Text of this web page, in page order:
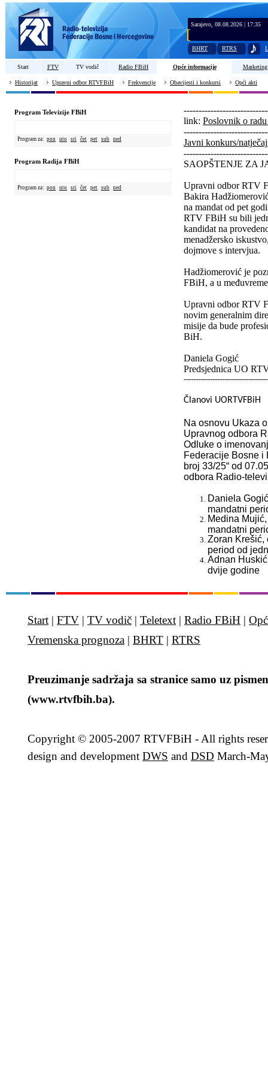
Sarajevo, 08.08.2026 | 17:35
BHRT RTRS
Start FTV TV vodič Radio FBiH Opće informacije Marketing
Historijat Upravni odbor RTVFBiH Frekvencije Obavijesti i konkursi Opći akti
Program Televizije FBiH
Program za: pon uto sri čet pet sub ned
Program Radija FBiH
Program za: pon uto sri čet pet sub ned
link: Poslovnik o
Javni konkurs/
SAOPŠTENJE ZA
Upravni odbor RTV
Bakira
na mandat od pet
RTV FBiH su bili
kandidat na
menadžersko
dojmove s intervjua.
Hadžiomerović je
FBiH, a u
Upravni odbor RTV
novim generalnim
misije da bude
BiH.
Daniela Gogić
Predsjednica UO
Članovi UORTVFBiH
Na osnovu Ukaza
Upravnog odbora
Odluke o
Federacije Bosne i
broj 33/25“ od
odbora Radio-
Daniela
mandatni
Medina
mandatni
Zoran Krešić,
period od
Adnan
dvije godine
Start | FTV | TV vodič | Teletext | Radio FBiH |
Vremenska prognoza | BHRT | RTRS
Preuzimanje sadržaja sa stranice samo uz
(www.rtvfbih.ba).
Copyright © 2005-2007 RTVFBiH - All rights
design and development DWS and DSD March-